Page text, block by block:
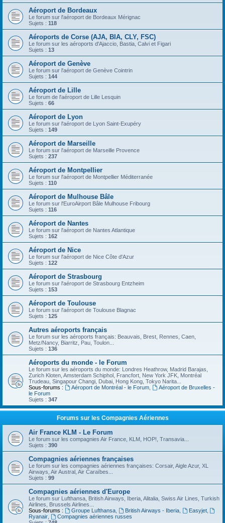
Aéroport de Bordeaux
Le forum sur l'aéroport de Bordeaux Mérignac
Sujets : 118
Aéroports de Corse (AJA, BIA, CLY, FSC)
Le forum sur les aéroports d'Ajaccio, Bastia, Calvi et Figari
Sujets : 13
Aéroport de Genève
Le forum sur l'aéroport de Genève Cointrin
Sujets : 144
Aéroport de Lille
Le forum de l'aéroport de Lille Lesquin
Sujets : 66
Aéroport de Lyon
Le forum sur l'aéroport de Lyon Saint-Exupéry
Sujets : 149
Aéroport de Marseille
Le forum sur l'aéroport de Marseille Provence
Sujets : 237
Aéroport de Montpellier
Le forum sur l'aéroport de Montpellier Méditerranée
Sujets : 110
Aéroport de Mulhouse Bâle
Le forum sur l'EuroAirport Bâle Mulhouse Fribourg
Sujets : 116
Aéroport de Nantes
Le forum sur l'aéroport de Nantes Atlantique
Sujets : 162
Aéroport de Nice
Le forum sur l'aéroport de Nice Côte d'Azur
Sujets : 122
Aéroport de Strasbourg
Le forum sur l'aéroport de Strasbourg Entzheim
Sujets : 153
Aéroport de Toulouse
Le forum sur l'aéroport de Toulouse Blagnac
Sujets : 125
Autres aéroports français
Le forum sur les aéroports français: Beauvais, Brest, Rennes, Caen,
Metz/Nancy, Biarritz, Pau, Toulon...
Sujets : 136
Aéroports du monde - le Forum
Le forum sur les aéroports du monde: Londres Heathrow, Madrid Barajas,
Zurich Kloten, Amsterdam Schiphol, Francfort, New York JFK, Montréal
Trudeau, Singapour Changi, Dubai, Hong Kong, Tokyo Narita...
Sous-forums :
Aéroport de Montréal - le Forum,
Aéroport de Bruxelles -
le Forum
Sujets : 347
Forums sur les Compagnies Aériennes
Air France KLM - Le Forum
Le forum sur les compagnies Air France, KLM, HOP!, Transavia...
Sujets : 390
Compagnies aériennes françaises
Le forum sur les compagnies aériennes françaises: Corsair, Aigle Azur, XL
Airways, Air Austral, Air Caraïbes...
Sujets : 99
Compagnies aériennes d'Europe
Le forum sur Lufthansa, British Airways, Iberia, Alitalia, Swiss Air Lines, Turkish
Airlines, Brussels Airlines...
Sous-forums :
Groupe Lufthansa, British Airways - Iberia, Easyjet,
Ryanair
Compagnies aériennes russes